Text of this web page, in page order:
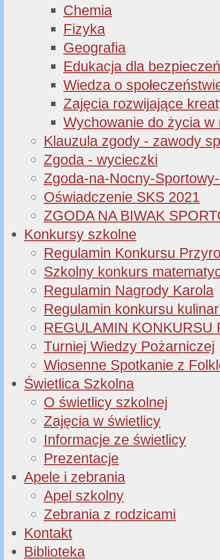
Chemia
Fizyka
Geografia
Edukacja dla
Wiedza o
Zajęcia rozwijające
Wychowanie do życia w
Klauzula zgody - zawody
Zgoda - wycieczki
Zgoda-na-Nocny-
Oświadczenie SKS 2021
ZGODA NA BIWAK
Konkursy szkolne
Regulamin Konkursu
Szkolny konkurs
Regulamin Nagrody Karola
Regulamin konkursu
REGULAMIN KONKURSU
Turniej Wiedzy Pożarniczej
Wiosenne Spotkanie z
Świetlica Szkolna
O świetlicy szkolnej
Zajęcia w świetlicy
Informacje ze świetlicy
Prezentacje
Apele i zebrania
Apel szkolny
Zebrania z rodzicami
Kontakt
Biblioteka